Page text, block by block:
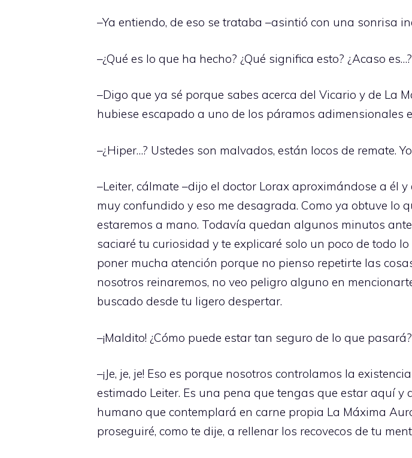
–Ya entiendo, de eso se trataba –asintió con una sonrisa
–¿Qué es lo que ha hecho? ¿Qué significa esto? ¿Acaso es…?
–Digo que ya sé porque sabes acerca del Vicario y de La
hubiese escapado a uno de los páramos adimensionales
–¿Hiper…? Ustedes son malvados, están locos de remate.
–Leiter, cálmate –dijo el doctor Lorax aproximándose a él
muy confundido y eso me desagrada. Como ya obtuve lo
estaremos a mano. Todavía quedan algunos minutos
saciaré tu curiosidad y te explicaré solo un poco de todo
poner mucha atención porque no pienso repetirte las
nosotros reinaremos, no veo peligro alguno en
buscado desde tu ligero despertar.
–¡Maldito! ¿Cómo puede estar tan seguro de lo que pasará?
–¡Je, je, je! Eso es porque nosotros controlamos la
estimado Leiter. Es una pena que tengas que estar aquí
humano que contemplará en carne propia La Máxima
proseguiré, como te dije, a rellenar los recovecos de tu